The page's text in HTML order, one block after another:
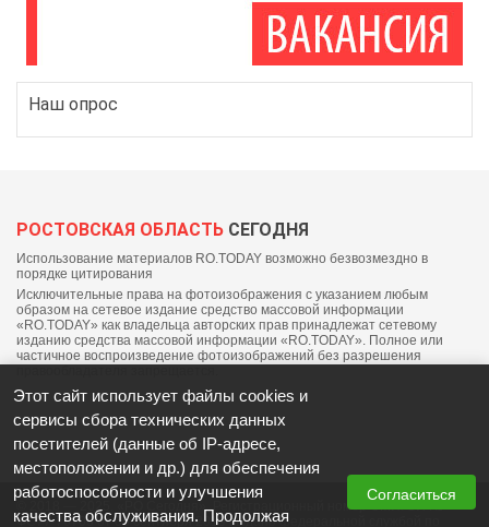
Наш опрос
РОСТОВСКАЯ ОБЛАСТЬ СЕГОДНЯ
Использование материалов RO.TODAY возможно безвозмездно в
порядке цитирования
Исключительные права на фотоизображения с указанием любым
образом на сетевое издание средство массовой информации
«RO.TODAY» как владельца авторских прав принадлежат сетевому
изданию средства массовой информации «RO.TODAY». Полное или
частичное воспроизведение фотоизображений без разрешения
© 2018 — 2025, «РО Сегодня». Регистрационный номер СМИ: ЭЛ №
ФС77-76703 от 06 сентября 2019 выдано федеральной службой по
Этот сайт использует файлы cookies и
сервисы сбора технических данных
посетителей (данные об IP-адресе,
местоположении и др.) для обеспечения
работоспособности и улучшения
качества обслуживания. Продолжая
Согласиться